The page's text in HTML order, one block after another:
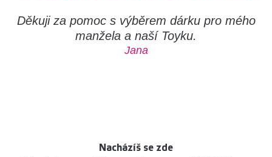
Děkuji za pomoc s výběrem dárku pro mého
manžela a naší Toyku.
Jana
Nacházíš se zde